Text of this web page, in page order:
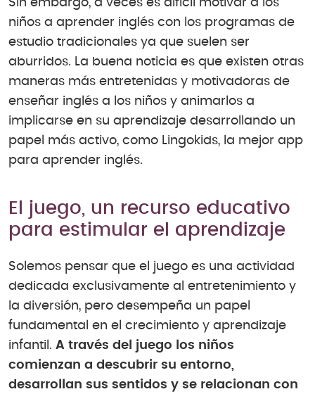
Sin embargo, a veces es difícil motivar a los
niños a aprender inglés con los programas de
estudio tradicionales ya que suelen ser
aburridos. La buena noticia es que existen otras
maneras más entretenidas y motivadoras de
enseñar inglés a los niños y animarlos a
implicarse en su aprendizaje desarrollando un
papel más activo, como Lingokids, la mejor app
para aprender inglés.
El juego, un recurso educativo
para estimular el aprendizaje
Solemos pensar que el juego es una actividad
dedicada exclusivamente al entretenimiento y
la diversión, pero desempeña un papel
fundamental en el crecimiento y aprendizaje
infantil. A través del juego los niños
comienzan a descubrir su entorno,
desarrollan sus sentidos y se relacionan con